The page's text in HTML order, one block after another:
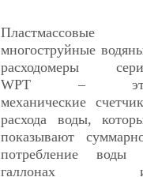
Пластмассовые
многоструйные
расходомеры
WPT –
механические
расхода воды,
показывают
потребление воды
галлонах